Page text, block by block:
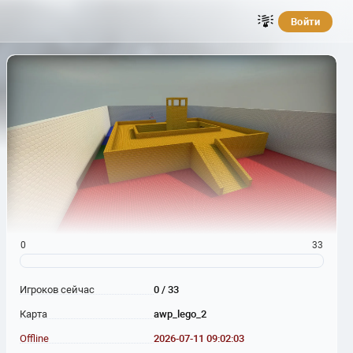
Войти
0 33
Игроков сейчас 0 / 33
Карта awp_lego_2
Offline 2026-07-11 09:02:03